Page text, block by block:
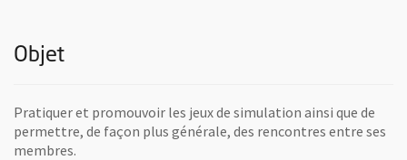
Objet
Pratiquer et promouvoir les jeux de simulation ainsi que de
permettre, de façon plus générale, des rencontres entre ses
membres.